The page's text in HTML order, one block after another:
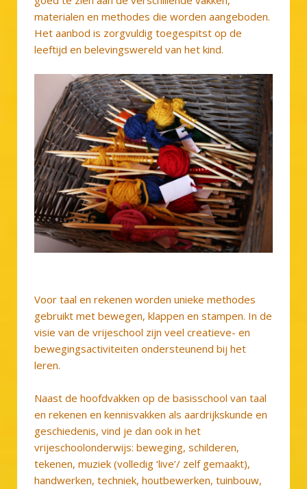
materialen en methodes die worden aangeboden.
Het aanbod is zorgvuldig toegespitst op de
leeftijd en belevingswereld van het kind.
Voor taal en rekenen worden unieke methodes
gebruikt met bewegen, klappen en stampen. In de
visie van de vrijeschool zijn veel creatieve- en
bewegingsactiviteiten ondersteunend bij het
leren.
Naast de hoofdvakken op de basisschool van taal
en rekenen en kennisvakken als aardrijkskunde en
geschiedenis, vind je dan ook in het
vrijeschoolonderwijs: beweging, schilderen,
tekenen, muziek (volledig ‘live’/ zelf gemaakt),
handwerken, techniek, houtbewerken, tuinbouw,